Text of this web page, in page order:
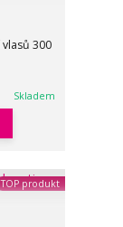
300
Skladem
TOP produkt